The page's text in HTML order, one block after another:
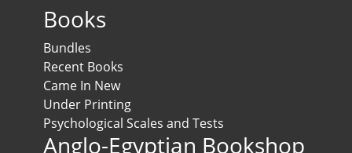
Books
Bundles
Recent Books
Came In New
Under Printing
Psychological Scales and Tests
Anglo-Egyptian Bookshop